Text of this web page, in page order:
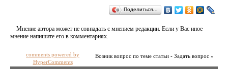
Поделиться…
Мнение автора может не совпадать с мнением редакции. Если у Вас иное
мнение напишите его в комментариях.
Возник вопрос по теме статьи - Задать вопрос »
comments powered by
HyperComments